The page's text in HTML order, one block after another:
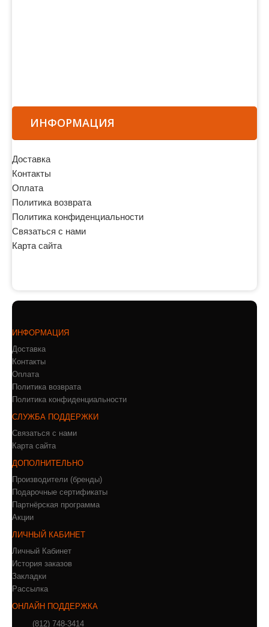
ИНФОРМАЦИЯ
Доставка
Контакты
Оплата
Политика возврата
Политика конфиденциальности
Связаться с нами
Карта сайта
ИНФОРМАЦИЯ
Доставка
Контакты
Оплата
Политика возврата
Политика конфиденциальности
СЛУЖБА ПОДДЕРЖКИ
Связаться с нами
Карта сайта
ДОПОЛНИТЕЛЬНО
Производители (бренды)
Подарочные сертификаты
Партнёрская программа
Акции
ЛИЧНЫЙ КАБИНЕТ
Личный Кабинет
История заказов
Закладки
Рассылка
ОНЛАЙН ПОДДЕРЖКА
(812) 748-3414